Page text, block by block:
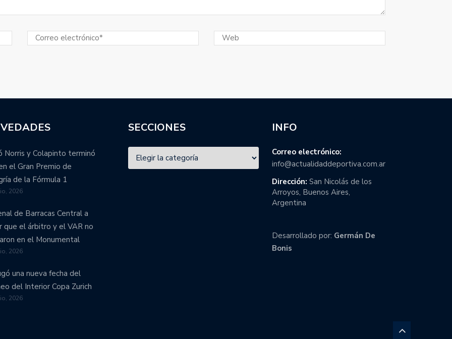
Norris y Colapinto terminó
el Gran Premio de
de la Fórmula 1
2026
de Barracas Central a
que el árbitro y el VAR no
en el Monumental
2026
una nueva fecha del
del Interior Copa Zurich
2026
SECCIONES INFO
Correo electrónico:
info@actualidaddeportiva.com.ar
Dirección: San Nicolás de los
Arroyos, Buenos Aires,
Argentina
Desarrollado por: Germán De
Bonis